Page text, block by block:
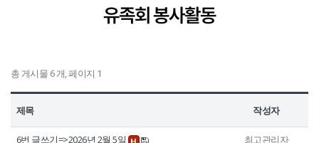
HOME 유가족회원 로그인
유족회 봉사활동
총 게시물 6 개, 페이지 1
제목 작성자
6번 글쓰기=>2026년 2월 5일
최고관리자